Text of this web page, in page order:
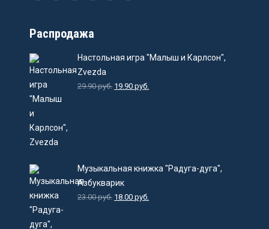
Распродажа
Настольная игра "Малыш и Карлсон",
Zvezda
29.90руб. 19.90руб.
Музыкальная книжка "Радуга-дуга",
Азбукварик
23.00руб. 18.00руб.